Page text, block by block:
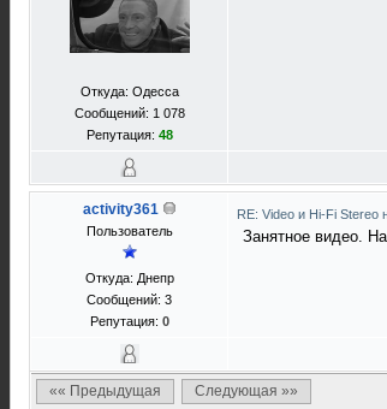
Откуда: Одесса
Сообщений: 1 078
Репутация: 48
activity361
Пользователь
Откуда: Днепр
Сообщений: 3
Репутация: 0
RE: Video и Hi-Fi Stereo
Занятное видео.
«« Предыдущая
Следующая »»